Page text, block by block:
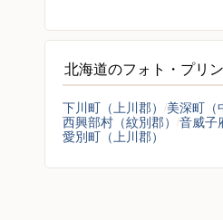
北海道のフォト・プリ
下川町（上川郡） 美深町（
西興部村（紋別郡）
音威子
愛別町（上川郡）